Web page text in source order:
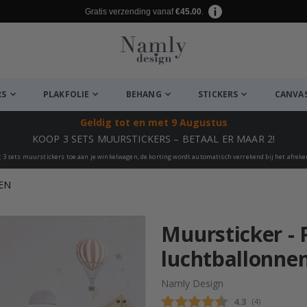
Gratis verzending vanaf€45.00.
PLAKFOLIE BEHANG STICKERS
Geldig tot en met 9 Augustus
KOOP 3 SETS MUURSTICKERS – BETAAL ER MAAR 2!
3 sets muurstickers toe aan je winkelwagen, de korting wordt automatisch verrekend bij het
✔
Muursticker -
Namly Design
Gemiddelde
4.3 (aantal stemmen:
4)